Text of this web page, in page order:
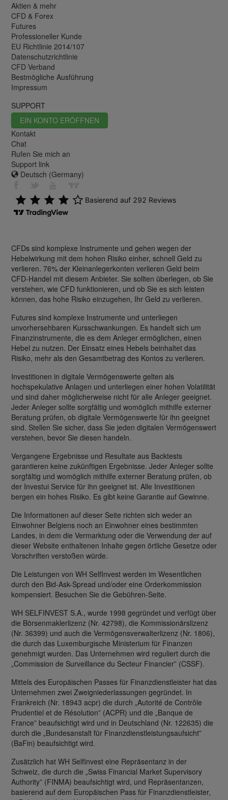
Aktien & mehr
CFD & Forex
Futures
Professioneller Kunde
EU Richtlinie 2014/107
Datenschutzrichtlinie
CFD Verband
Bestmögliche Ausführung
Impressum
SUPPORT
EIN KONTO ERÖFFNEN
Kontakt
Chat
Rufen Sie mich an
Support link
Deutsch (Germany)
CFDs sind komplexe Instrumente und gehen wegen der
Hebelwirkung mit dem hohen Risiko einher, schnell Geld zu
verlieren. 76% der Kleinanlegerkonten verlieren Geld beim
CFD-Handel mit diesem Anbieter. Sie sollten überlegen, ob Sie
verstehen, wie CFD funktionieren, und ob Sie es sich leisten
können, das hohe Risiko einzugehen, Ihr Geld zu verlieren.
Futures sind komplexe Instrumente und unterliegen
unvorhersehbaren Kursschwankungen. Es handelt sich um
Finanzinstrumente, die es dem Anleger ermöglichen, einen
Hebel zu nutzen. Der Einsatz eines Hebels beinhaltet das
Risiko, mehr als den Gesamtbetrag des Kontos zu verlieren.
Investitionen in digitale Vermögenswerte gelten als
hochspekulative Anlagen und unterliegen einer hohen Volatilität
und sind daher möglicherweise nicht für alle Anleger geeignet.
Jeder Anleger sollte sorgfältig und womöglich mithilfe externer
Beratung prüfen, ob digitale Vermögenswerte für ihn geeignet
sind. Stellen Sie sicher, dass Sie jeden digitalen Vermögenswert
verstehen, bevor Sie diesen handeln.
Vergangene Ergebnisse und Resultate aus Backtests
garantieren keine zukünftigen Ergebnisse. Jeder Anleger sollte
sorgfältig und womöglich mithilfe externer Beratung prüfen, ob
der Investui Service für ihn geeignet ist. Alle Investitionen
bergen ein hohes Risiko. Es gibt keine Garantie auf Gewinne.
Die Informationen auf dieser Seite richten sich weder an
Einwohner Belgiens noch an Einwohner eines bestimmten
Landes, in dem die Vermarktung oder die Verwendung der auf
dieser Website enthaltenen Inhalte gegen örtliche Gesetze oder
Vorschriften verstoßen würde.
Die Leistungen von WH SelfInvest werden im Wesentlichen
durch den Bid-Ask-Spread und/oder eine Orderkommission
kompensiert. Besuchen Sie die Gebühren-Seite.
WH SELFINVEST S.A., wurde 1998 gegründet und verfügt über
die Börsenmaklerlizenz (Nr. 42798), die Kommissionärslizenz
(Nr. 36399) und auch die Vermögensverwalterlizenz (Nr. 1806),
die durch das Luxemburgische Ministerium für Finanzen
genehmigt wurden. Das Unternehmen wird reguliert durch die
„Commission de Surveillance du Secteur Financier” (CSSF).
Mittels des Europäischen Passes für Finanzdienstleister hat das
Unternehmen zwei Zweigniederlassungen gegründet. In
Frankreich (Nr. 18943 acpr) die durch „Autorité de Contrôle
Prudentiel et de Résolution” (ACPR) und die „Banque de
France” beaufsichtigt wird und in Deutschland (Nr. 122635) die
durch die „Bundesanstalt für Finanzdienstleistungsaufsicht”
(BaFin) beaufsichtigt wird.
Zusätzlich hat WH SelfInvest eine Repräsentanz in der
Schweiz, die durch die „Swiss Financial Market Supervisory
Authority” (FINMA) beaufsichtigt wird, und Repräsentanzen,
basierend auf dem Europäischen Pass für Finanzdienstleister,